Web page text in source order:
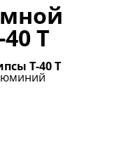
Т
T-40 Т